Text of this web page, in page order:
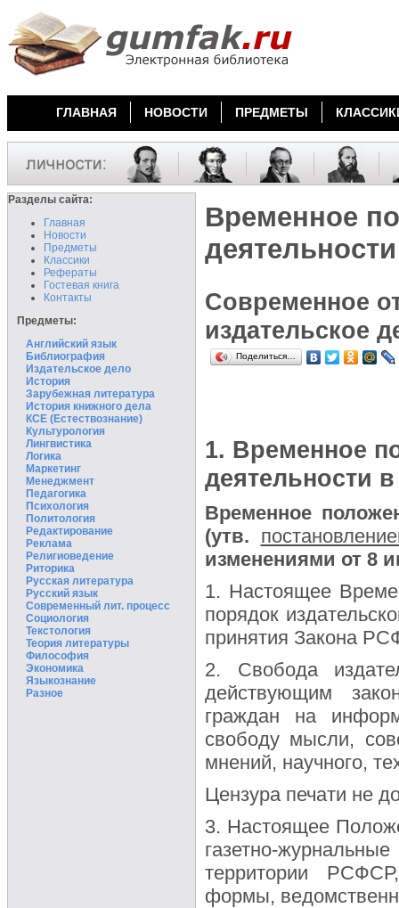
ГЛАВНАЯ НОВОСТИ ПРЕДМЕТЫ
Разделы сайта:
Главная
Новости
Предметы
Классики
Рефераты
Гостевая книга
Контакты
Предметы:
Английский язык
Библиография
Издательское дело
История
Зарубежная литература
История книжного дела
КСЕ (Естествознание)
Культурология
Лингвистика
Логика
Маркетинг
Менеджмент
Педагогика
Психология
Политология
Редактирование
Реклама
Религиоведение
Риторика
Русская литература
Русский язык
Современный лит. процесс
Социология
Текстология
Теория литературы
Философия
Экономика
Языкознание
Разное
Временное
Современное
издательское
Поделиться…
1. Временное
деятельности
Временное
(утв.
изменениями от 8
1. Настоящее
порядок
принятия Закона
2. Свобода
действующим
граждан на
свободу мысли,
мнений, научного,
Цензура печати не
3. Настоящее
газетно-
территории
формы,